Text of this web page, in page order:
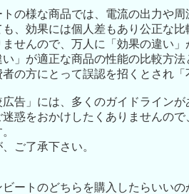
の様な商品では、電流の出力や
、効果には個人差もあり公正な
せんので、万人に「効果の違い
」が適正な商品の性能の比較方
の方にとって誤認を招くとされ
広告」には、多くのガイドライン
惑をおかけしたくありませんの
ご了承下さい。
ートのどちらを購入したらいい